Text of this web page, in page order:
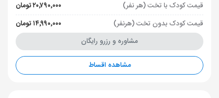
قیمت کودک با تخت (هر نفر)
۲۰٬۷۹۰٬۰۰۰ تومان
قیمت کودک بدون تخت (هرنفر)
۱۴٬۹۹۰٬۰۰۰ تومان
مشاوره و رزرو رایگان
مشاهده اقساط